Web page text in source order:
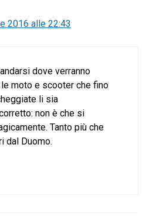
2016 alle 22:43
dove verranno
moto e scooter che fino
li sia
non è che si
Tanto più che
dal Duomo.